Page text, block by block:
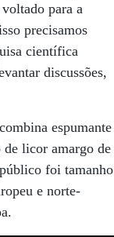
para a
precisamos
científica
discussões,
espumante
licor amargo de
foi tamanho
e norte-